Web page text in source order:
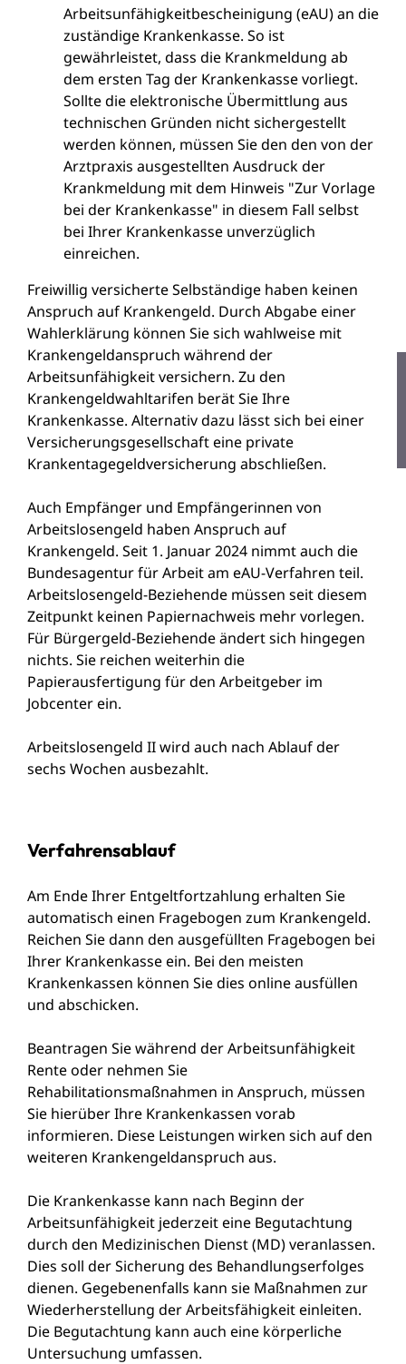
Arbeitsunfähigkeitbescheinigung (eAU) an die
zuständige Krankenkasse. So ist
gewährleistet, dass die Krankmeldung ab
dem ersten Tag der Krankenkasse vorliegt.
Sollte die elektronische Übermittlung aus
technischen Gründen nicht sichergestellt
werden können, müssen Sie den den von der
Arztpraxis ausgestellten Ausdruck der
Krankmeldung mit dem Hinweis "Zur Vorlage
bei der Krankenkasse" in diesem Fall selbst
bei Ihrer Krankenkasse unverzüglich
einreichen.
Freiwillig versicherte Selbständige haben keinen
Anspruch auf Krankengeld. Durch Abgabe einer
Wahlerklärung können Sie sich wahlweise mit
Krankengeldanspruch während der
Arbeitsunfähigkeit versichern. Zu den
Krankengeldwahltarifen berät Sie Ihre
Krankenkasse. Alternativ dazu lässt sich bei einer
Versicherungsgesellschaft eine private
Krankentagegeldversicherung abschließen.
Auch Empfänger und Empfängerinnen von
Arbeitslosengeld haben Anspruch auf
Krankengeld. Seit 1. Januar 2024 nimmt auch die
Bundesagentur für Arbeit am eAU-Verfahren teil.
Arbeitslosengeld-Beziehende müssen seit diesem
Zeitpunkt keinen Papiernachweis mehr vorlegen.
Für Bürgergeld-Beziehende ändert sich hingegen
nichts. Sie reichen weiterhin die
Papierausfertigung für den Arbeitgeber im
Jobcenter ein.
Arbeitslosengeld II wird auch nach Ablauf der
sechs Wochen ausbezahlt.
Verfahrensablauf
Am Ende Ihrer Entgeltfortzahlung erhalten Sie
automatisch einen Fragebogen zum Krankengeld.
Reichen Sie dann den ausgefüllten Fragebogen bei
Ihrer Krankenkasse ein. Bei den meisten
Krankenkassen können Sie dies online ausfüllen
und abschicken.
Beantragen Sie während der Arbeitsunfähigkeit
Rente oder nehmen Sie
Rehabilitationsmaßnahmen in Anspruch, müssen
Sie hierüber Ihre Krankenkassen vorab
informieren. Diese Leistungen wirken sich auf den
weiteren Krankengeldanspruch aus.
Die Krankenkasse kann nach Beginn der
Arbeitsunfähigkeit jederzeit eine Begutachtung
durch den Medizinischen Dienst (MD) veranlassen.
Dies soll der Sicherung des Behandlungserfolges
dienen. Gegebenenfalls kann sie Maßnahmen zur
Wiederherstellung derArbeitsfähigkeit einleiten.
Die Begutachtung kann auch eine körperliche
Untersuchung umfassen.